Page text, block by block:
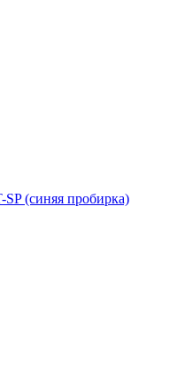
(синяя пробирка)